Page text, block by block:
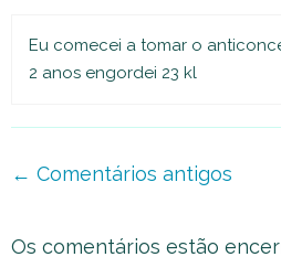
Eu comecei a tomar o
2 anos engordei 23 kl
Navegação
comentário
← Comentários antigos
Os comentários estão